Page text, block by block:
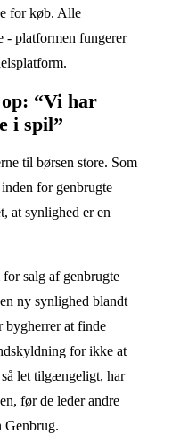
for køb. Alle
- platformen fungerer
“Vi har
i spil”
til børsen store. Som
for genbrugte
at synlighed er en
salg af genbrugte
ny synlighed blandt
bygherrer at finde
for ikke at
let tilgængeligt, har
før de leder andre
Genbrug.